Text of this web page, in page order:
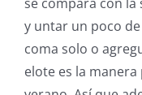
y untar un poco
coma solo o
elote es la